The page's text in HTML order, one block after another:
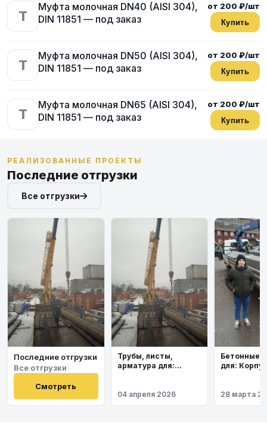
T
Муфта молочная DN40 (AISI 304),
DIN 11851 — под заказ
от 200 ₽/шт
Купить
T
Муфта молочная DN50 (AISI 304),
DIN 11851 — под заказ
от 200 ₽/шт
Купить
T
Муфта молочная DN65 (AISI 304),
DIN 11851 — под заказ
от 200 ₽/шт
Купить
РЕАЛИЗОВАННЫЕ ПРОЕКТЫ
Последние отгрузки
Все отгрузки
Последние отгрузки
Все отгрузки
Смотреть
Трубы, листы,
арматура для:
04 апреля 2026
Бетонные
для:
28 марта